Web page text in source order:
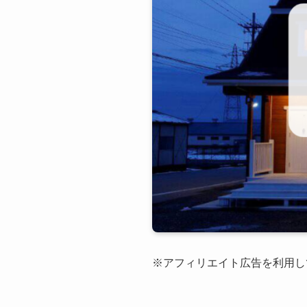
※アフィリエイト広告を利用